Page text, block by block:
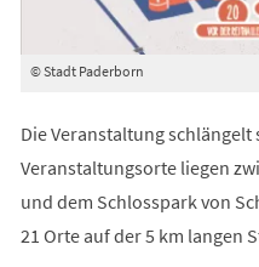
© Stadt Paderborn
Die Veranstaltung schlängelt
Veranstaltungsorte liegen
und dem Schlosspark von
21 Orte auf der 5 km langen